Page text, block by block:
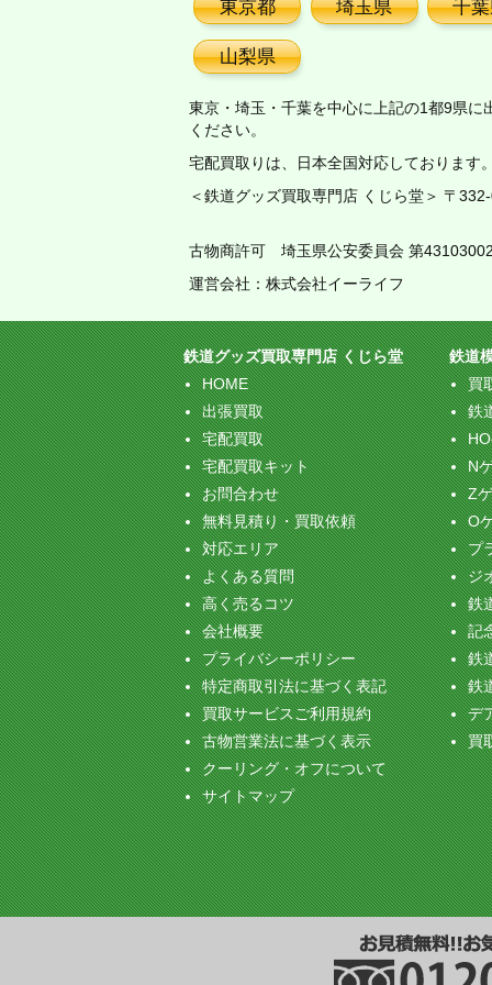
東京都 埼玉県 千
山梨県
東京・埼玉・千葉を中心に上記の1都9県に
ください。
宅配買取りは、日本全国対応しております
＜鉄道グッズ買取専門店 くじら堂＞ 〒
古物商許可 埼玉県公安委員会 第
運営会社：株式会社イーライフ
鉄道グッズ買取専門店 くじら堂
HOME
出張買取
宅配買取
宅配買取キット
お問合わせ
無料見積り・買取依頼
対応エリア
よくある質問
高く売るコツ
会社概要
プライバシーポリシー
特定商取引法に基づく表記
買取サービスご利用規約
古物営業法に基づく表示
クーリング・オフについて
サイトマップ
鉄道
買
鉄
N
Z
O
プ
ジ
鉄
記
鉄
鉄
デ
買